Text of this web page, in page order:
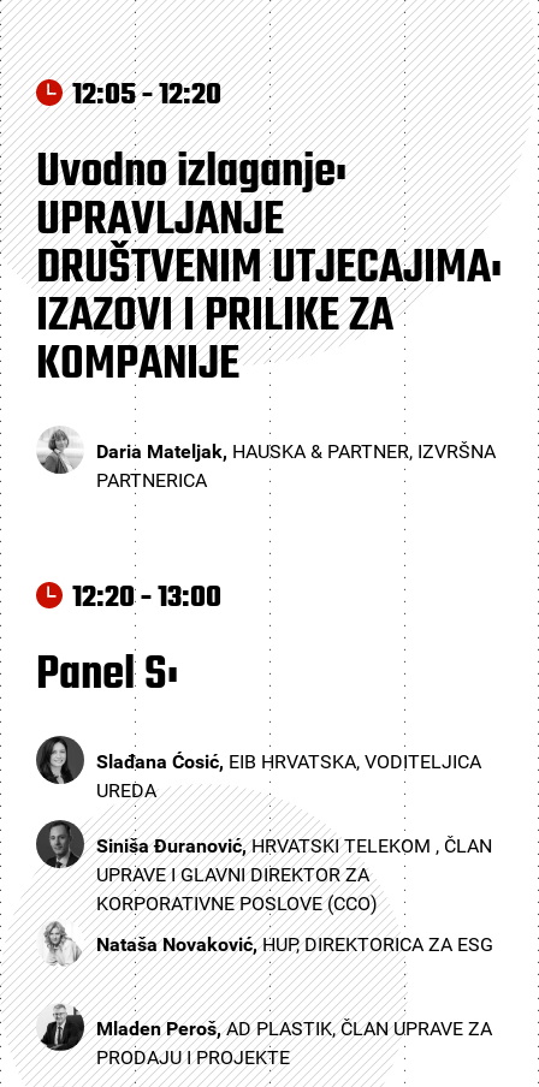
12:05 - 12:20
Uvodno izlaganje:
UPRAVLJANJE
DRUŠTVENIM UTJECAJIMA:
IZAZOVI I PRILIKE ZA
KOMPANIJE
Daria Mateljak, HAUSKA & PARTNER, IZVRŠNA
PARTNERICA
12:20 - 13:00
Panel S:
Slađana Ćosić, EIB HRVATSKA, VODITELJICA
UREDA
Siniša Đuranović,HRVATSKI TELEKOM , ČLAN
UPRAVE I GLAVNI DIREKTOR ZA
KORPORATIVNE POSLOVE (CCO)
Nataša Novaković,HUP, DIREKTORICA ZA ESG
Mladen Peroš,AD PLASTIK, ČLAN UPRAVE ZA
PRODAJU I PROJEKTE